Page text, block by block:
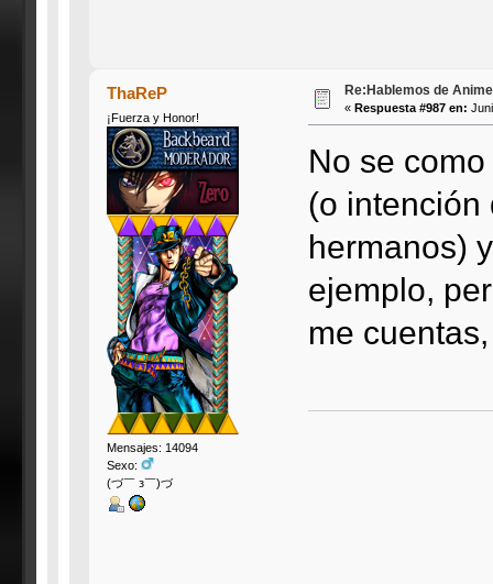
ThaReP
¡Fuerza y Honor!
Mensajes: 14094
Sexo:
(づ￣ з￣)づ
Re:Hablemos de
« Respuesta #987 en:
No se
(o intención
hermanos)
ejemplo,
me